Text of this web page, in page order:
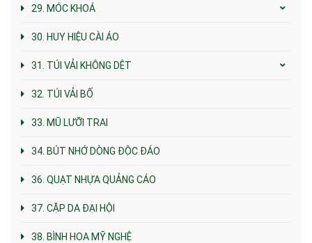
29. MÓC KHOÁ
30. HUY HIỆU CÀI ÁO
31. TÚI VẢI KHÔNG DỆT
32. TÚI VẢI BỐ
33. MŨ LƯỠI TRAI
34. BÚT NHỚ DÒNG ĐỘC ĐÁO
36. QUẠT NHỰA QUẢNG CÁO
37. CẶP DA ĐẠI HỘI
38. BÌNH HOA MỸ NGHỆ